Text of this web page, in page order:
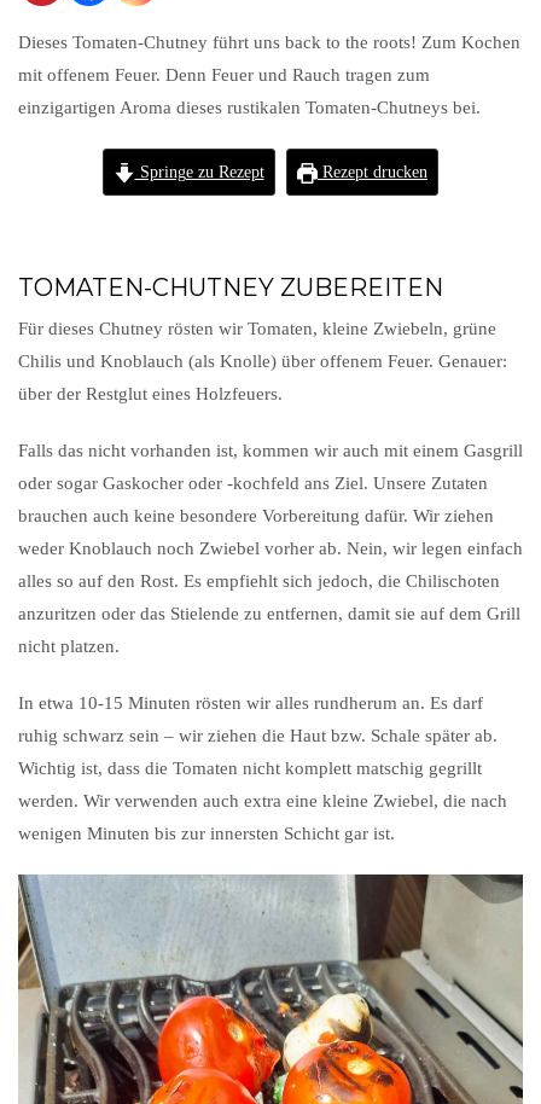
Dieses Tomaten-Chutney führt uns back to the roots! Zum Kochen
mit offenem Feuer. Denn Feuer und Rauch tragen zum
einzigartigen Aroma dieses rustikalen Tomaten-Chutneys bei.
Springe zu Rezept Rezept drucken
TOMATEN-CHUTNEY ZUBEREITEN
Für dieses Chutney rösten wir Tomaten, kleine Zwiebeln, grüne
Chilis und Knoblauch (als Knolle) über offenem Feuer. Genauer:
über der Restglut eines Holzfeuers.
Falls das nicht vorhanden ist, kommen wir auch mit einem Gasgrill
oder sogar Gaskocher oder -kochfeld ans Ziel. Unsere Zutaten
brauchen auch keine besondere Vorbereitung dafür. Wir ziehen
weder Knoblauch noch Zwiebel vorher ab. Nein, wir legen einfach
alles so auf den Rost. Es empfiehlt sich jedoch, die Chilischoten
anzuritzen oder das Stielende zu entfernen, damit sie auf dem Grill
nicht platzen.
In etwa 10-15 Minuten rösten wir alles rundherum an. Es darf
ruhig schwarz sein – wir ziehen die Haut bzw. Schale später ab.
Wichtig ist, dass die Tomaten nicht komplett matschig gegrillt
werden. Wir verwenden auch extra eine kleine Zwiebel, die nach
wenigen Minuten bis zur innersten Schicht gar ist.